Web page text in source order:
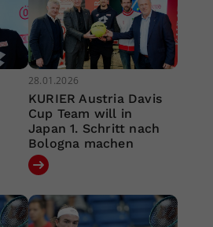
28.01.2026
KURIER Austria Davis
Cup Team will in
Japan 1. Schritt nach
Bologna machen